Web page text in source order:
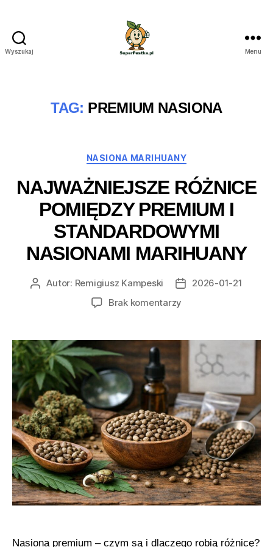
Wyszukaj Menu
TAG: PREMIUM NASIONA
Kategorie
NASIONA MARIHUANY
NAJWAŻNIEJSZE RÓŻNICE
POMIĘDZY PREMIUM I
STANDARDOWYMI
NASIONAMI MARIHUANY
AutorAutor: Remigiusz Kampeski
Data2026-01-21
Brak komentarzy
pomiędzy
premium
nasionami
marihuany
Nasiona premium – czym są i dlaczego robią różnicę?